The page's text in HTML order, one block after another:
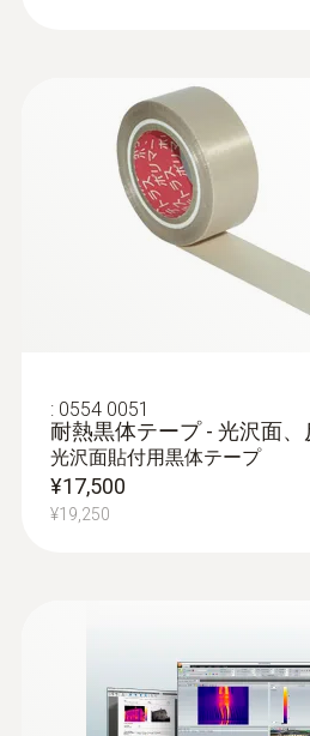
速かつ簡単に特定
安全な高温測定
離れた場所から安全に
のサーモグラフィの一
オプションで最大
高温設備のメンテナン
知、炉の熱漏れなど)で
して記録でき、熱設計
高品質のTestoサーモ
: 0554 0051
耐熱黒体テープ - 光沢面
光沢面貼付用黒体テープ
¥17,500
¥19,250